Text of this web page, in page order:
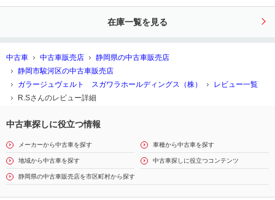
ー・ドラレコ・ＥＴＣ・ＨＩＤライト
在庫一覧を見る
中古車 中古車販売店
静岡県の中古車販売店
静岡市駿河区の中古車販売店
ガラージュヴェルト スガワラホールディングス（株）
レビュー一覧
R.Sさんのレビュー詳細
中古車探しに役立つ情報
メーカーから中古車を探す 車種から中古車を探す
地域から中古車を探す 中古車探しに役立つコンテンツ
静岡県の中古車販売店を市区町村から探す